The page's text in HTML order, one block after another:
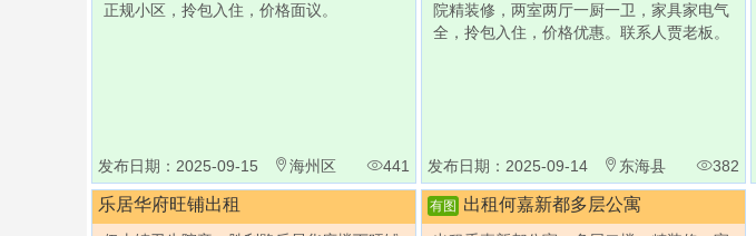
正规小区，拎包入住，价格面议。
发布日期：2025-09-15 海州区 441
院精装修，两室两厅一厨一卫，家具家电气
全，拎包入住，价格优惠。联系人贾老板。
发布日期：2025-09-14 东海县 382
乐居华府旺铺出租 有图 出租何嘉新都多层公寓